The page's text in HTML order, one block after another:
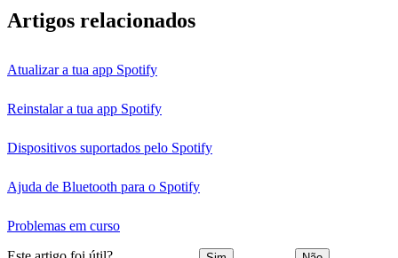
Artigos relacionados
Atualizar a tua app Spotify
Reinstalar a tua app Spotify
Dispositivos suportados pelo Spotify
Ajuda de Bluetooth para o Spotify
Problemas em curso